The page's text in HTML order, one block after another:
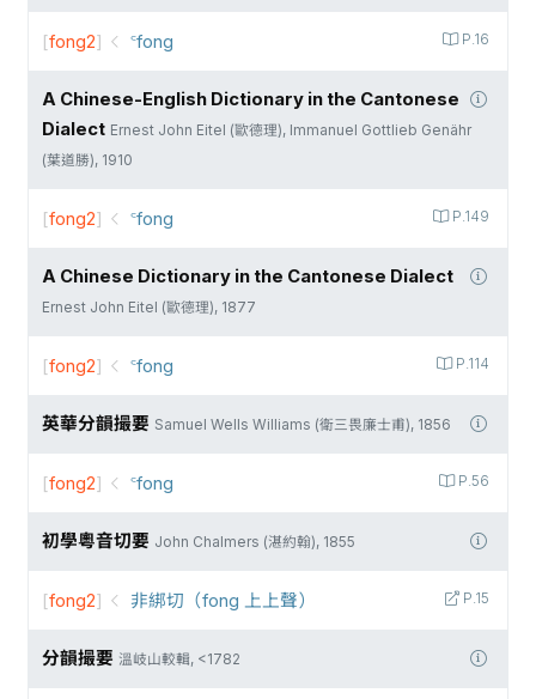
P.16
[fong2] ꜂fong
A Chinese-English Dictionary in the Cantonese
Dialect Ernest John Eitel (歐德理), Immanuel Gottlieb Genähr
(葉道勝), 1910
P.149
[fong2] ꜂fong
A Chinese Dictionary in the Cantonese Dialect
Ernest John Eitel (歐德理), 1877
P.114
[fong2] ꜂fong
英華分韻撮要 Samuel Wells Williams (衛三畏廉士甫), 1856
P.56
[fong2] ꜂fong
初學粵音切要 John Chalmers (湛約翰), 1855
P.15
[fong2] 非綁切（fong 上上聲）
分韻撮要 溫岐山較輯, <1782